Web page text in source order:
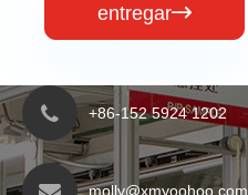
entregar
+86-152 5924 1202
molly@xmyoohoo.com